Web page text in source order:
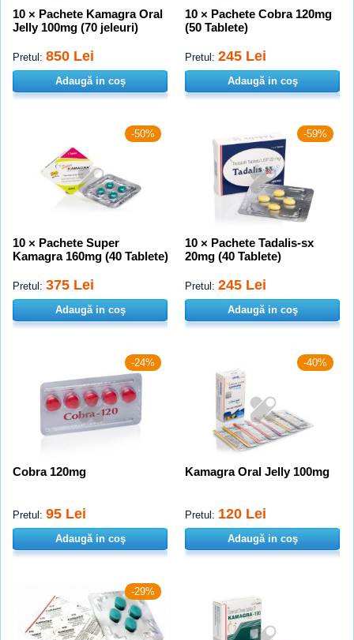
10 × Pachete Kamagra Oral
Jelly 100mg (70 jeleuri)
Pretul: 850 Lei
Adaugă in coş
10 × Pachete Cobra 120mg
(50 Tablete)
Pretul: 245 Lei
Adaugă in coş
-50%
10 × Pachete Super
Kamagra 160mg (40 Tablete)
Pretul: 375 Lei
Adaugă in coş
-59%
10 × Pachete Tadalis-sx
20mg (40 Tablete)
Pretul: 245 Lei
Adaugă in coş
-24%
Cobra 120mg
Pretul: 95 Lei
Adaugă in coş
-40%
Kamagra Oral Jelly 100mg
Pretul: 120 Lei
Adaugă in coş
-29%